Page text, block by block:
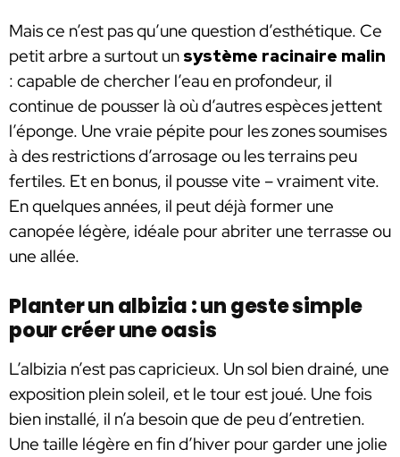
Mais ce n’est pas qu’une question d’esthétique. Ce
petit arbre a surtout un système racinaire malin
: capable de chercher l’eau en profondeur, il
continue de pousser là où d’autres espèces jettent
l’éponge. Une vraie pépite pour les zones soumises
à des restrictions d’arrosage ou les terrains peu
fertiles. Et en bonus, il pousse vite – vraiment vite.
En quelques années, il peut déjà former une
canopée légère, idéale pour abriter une terrasse ou
une allée.
Planter un albizia : un geste simple
pour créer une oasis
L’albizia n’est pas capricieux. Un sol bien drainé, une
exposition plein soleil, et le tour est joué. Une fois
bien installé, il n’a besoin que de peu d’entretien.
Une taille légère en fin d’hiver pour garder une jolie